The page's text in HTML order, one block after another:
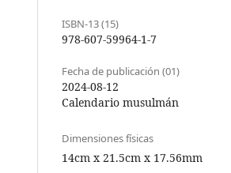
ISBN-13 (15)
978-607-59964-1-7
Fecha de publicación (01)
2024-08-12
Calendario musulmán
Dimensiones físicas
14cm x 21.5cm x 17.56mm